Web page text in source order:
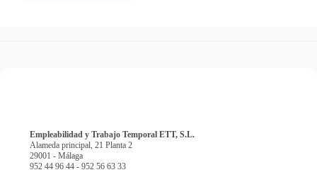
Empleabilidad y Trabajo Temporal ETT, S.L.
Alameda principal, 21 Planta 2
29001 - Málaga
952 44 96 44 - 952 56 63 33